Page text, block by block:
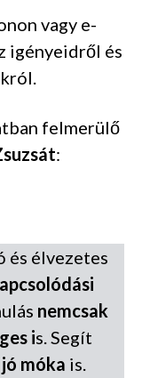
vagy e-
igényeidről és
felmerülő
:
és élvezetes
nemcsak
is. Segít
jó móka is.